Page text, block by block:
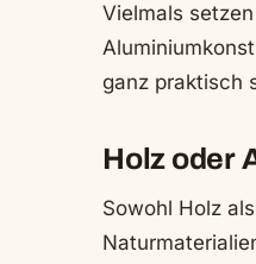
Vielmals
ganz praktisch
Holz oder
Sowohl Holz